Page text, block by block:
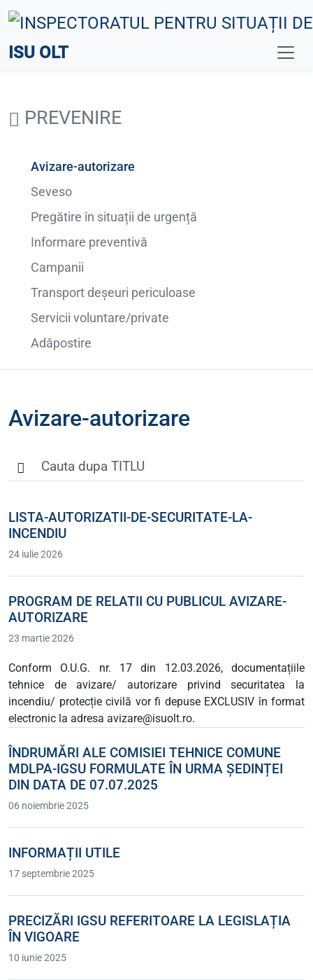
ISU OLT
PREVENIRE
Avizare-autorizare
Seveso
Pregătire în situații de urgență
Informare preventivă
Campanii
Transport deșeuri periculoase
Servicii voluntare/private
Adăpostire
Avizare-autorizare
LISTA-AUTORIZATII-DE-SECURITATE-LA-
INCENDIU
24 iulie 2026
PROGRAM DE RELATII CU PUBLICUL AVIZARE-
AUTORIZARE
23 martie 2026
Conform O.U.G. nr. 17 din 12.03.2026, documentațiile
tehnice de avizare/ autorizare privind securitatea la
incendiu/ protecție civilă vor fi depuse EXCLUSIV în format
electronic la adresa avizare@isuolt.ro.
ÎNDRUMĂRI ALE COMISIEI TEHNICE COMUNE
MDLPA-IGSU FORMULATE ÎN URMA ȘEDINȚEI
DIN DATA DE 07.07.2025
06 noiembrie 2025
INFORMAȚII UTILE
17 septembrie 2025
PRECIZĂRI IGSU REFERITOARE LA LEGISLAȚIA
ÎN VIGOARE
10 iunie 2025